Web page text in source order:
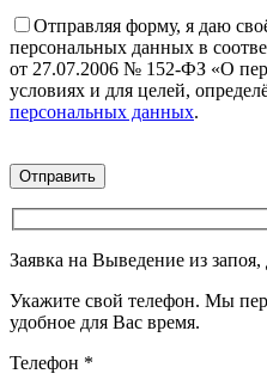
Отправляя форму, я даю
персональных данных в
от 27.07.2006 № 152-ФЗ «О
условиях и для целей,
персональных данных.
Заявка на Выведение из запоя,
Укажите свой телефон. Мы
удобное для Вас время.
Телефон *